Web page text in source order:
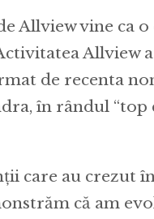
Allview vine ca
Allview
de recenta
în rândul
care au crezut
că am